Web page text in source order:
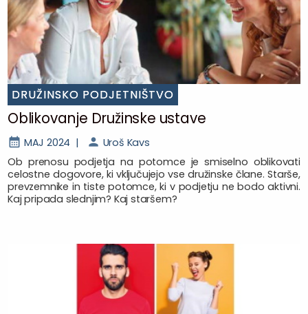
DRUŽINSKO PODJETNIŠTVO
Oblikovanje Družinske ustave
MAJ 2024 |
Uroš Kavs
Ob prenosu podjetja na potomce je smiselno oblikovati
celostne dogovore, ki vključujejo vse družinske člane. Starše,
prevzemnike in tiste potomce, ki v podjetju ne bodo aktivni.
Kaj pripada slednjim? Kaj staršem?